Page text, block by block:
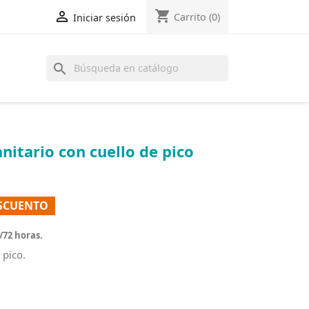
 Iniciar sesión shopping_cart Carrito (0)
search
con cuello de pico
horas.